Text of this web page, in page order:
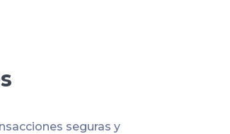
seguras y